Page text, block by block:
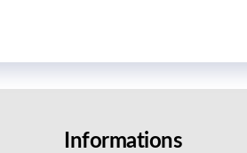
Informations